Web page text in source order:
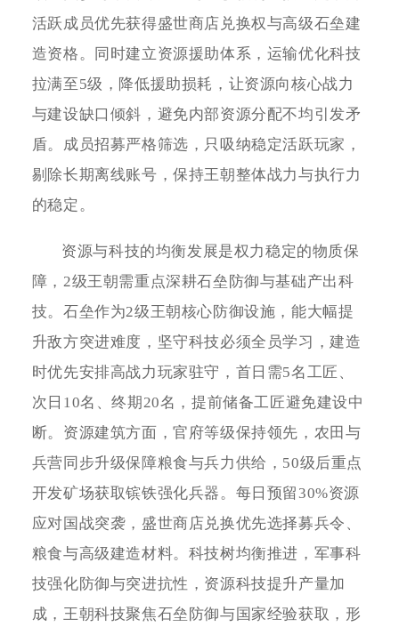
活跃成员优先获得盛世商店兑换权与高级石垒建
造资格。同时建立资源援助体系，运输优化科技
拉满至5级，降低援助损耗，让资源向核心战力
与建设缺口倾斜，避免内部资源分配不均引发矛
盾。成员招募严格筛选，只吸纳稳定活跃玩家，
剔除长期离线账号，保持王朝整体战力与执行力
的稳定。
资源与科技的均衡发展是权力稳定的物质保
障，2级王朝需重点深耕石垒防御与基础产出科
技。石垒作为2级王朝核心防御设施，能大幅提
升敌方突进难度，坚守科技必须全员学习，建造
时优先安排高战力玩家驻守，首日需5名工匠、
次日10名、终期20名，提前储备工匠避免建设中
断。资源建筑方面，官府等级保持领先，农田与
兵营同步升级保障粮食与兵力供给，50级后重点
开发矿场获取镔铁强化兵器。每日预留30%资源
应对国战突袭，盛世商店兑换优先选择募兵令、
粮食与高级建造材料。科技树均衡推进，军事科
技强化防御与突进抗性，资源科技提升产量加
成，王朝科技聚焦石垒防御与国家经验获取，形